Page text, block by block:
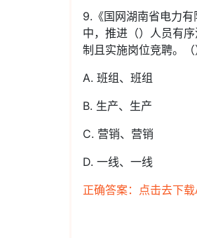
9.《国网湖南省电力
中，推进（）人员有
制且实施岗位竞聘。（
A. 班组、班组
B. 生产、生产
C. 营销、营销
D. 一线、一线
正确答案：点击去下